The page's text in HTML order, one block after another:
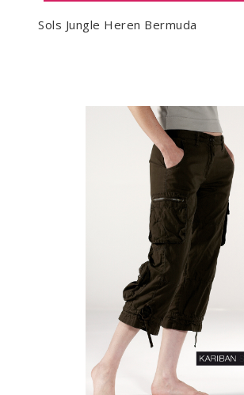
Sols Jungle Heren Bermuda